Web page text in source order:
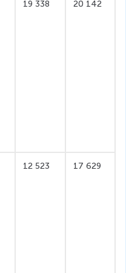
19 338 20 142
12 523 17 629